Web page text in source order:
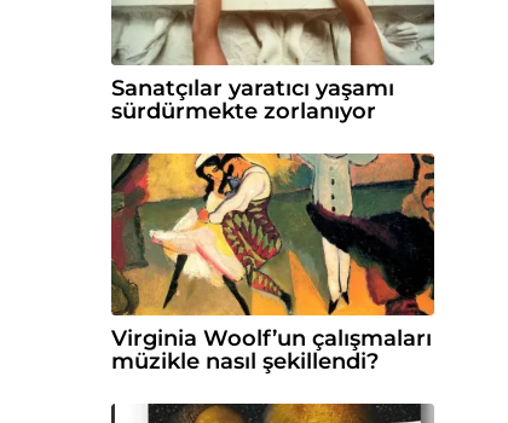
Sanatçılar yaratıcı yaşamı
sürdürmekte zorlanıyor
Virginia Woolf’un çalışmaları
müzikle nasıl şekillendi?